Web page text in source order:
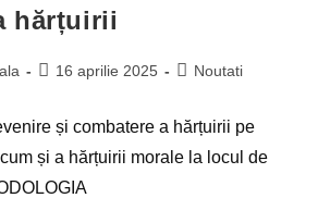
hărțuirii
16 aprilie 2025 Noutati
și combatere a hărțuirii pe
și a hărțuirii morale la locul de